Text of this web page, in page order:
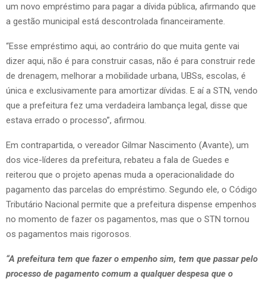
um novo empréstimo para pagar a dívida pública, afirmando que
a gestão municipal está descontrolada financeiramente.
“Esse empréstimo aqui, ao contrário do que muita gente vai
dizer aqui, não é para construir casas, não é para construir rede
de drenagem, melhorar a mobilidade urbana, UBSs, escolas, é
única e exclusivamente para amortizar dívidas. E aí a STN, vendo
que a prefeitura fez uma verdadeira lambança legal, disse que
estava errado o processo”, afirmou.
Em contrapartida, o vereador Gilmar Nascimento (Avante), um
dos vice-líderes da prefeitura, rebateu a fala de Guedes e
reiterou que o projeto apenas muda a operacionalidade do
pagamento das parcelas do empréstimo. Segundo ele, o Código
Tributário Nacional permite que a prefeitura dispense empenhos
no momento de fazer os pagamentos, mas que o STN tornou
os pagamentos mais rigorosos.
“A prefeitura tem que fazer o empenho sim, tem que passar pelo
processo de pagamento comum a qualquer despesa que o